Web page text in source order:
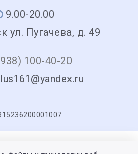
9.00-20.00
ул. Пугачева, д. 49
100-40-20